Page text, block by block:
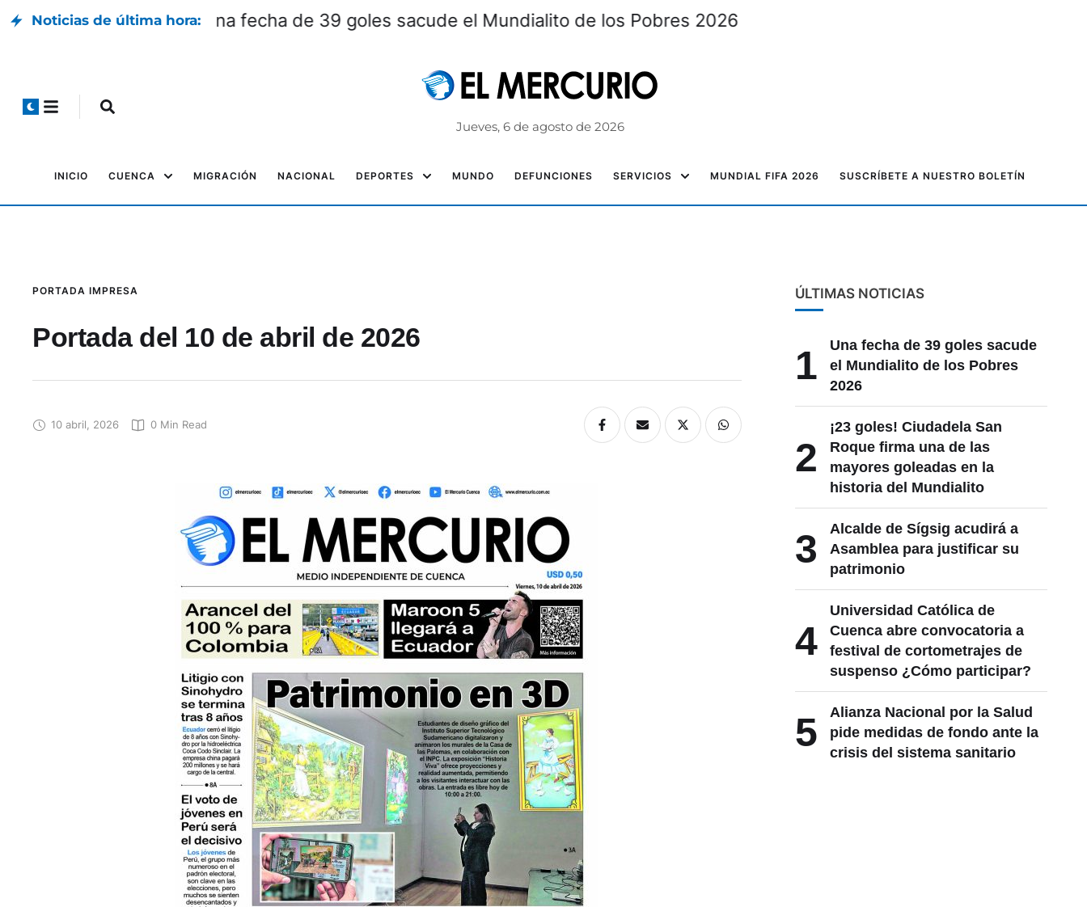
Noticias de última hora: Una fecha de 39 goles sacude el Mundialito de los Pobres 2026
Jueves, 6 de agosto de 2026
INICIO CUENCA MIGRACIÓN NACIONAL DEPORTES MUNDO DEFUNCIONES SERVICIOS MUNDIAL FIFA 2026 SUSCRÍBETE A NUESTRO BOLETÍN
PORTADA IMPRESA
Portada del 10 de abril de 2026
10 abril, 2026 0 Min Read
ÚLTIMAS NOTICIAS
1
Una fecha de 39 goles sacude
el Mundialito de los Pobres
2026
2
¡23 goles! Ciudadela San
Roque firma una de las
mayores goleadas en la
historia del Mundialito
3
Alcalde de Sígsig acudirá a
Asamblea para justificar su
patrimonio
4
Universidad Católica de
Cuenca abre convocatoria a
festival de cortometrajes de
suspenso ¿Cómo participar?
5
Alianza Nacional por la Salud
pide medidas de fondo ante la
crisis del sistema sanitario